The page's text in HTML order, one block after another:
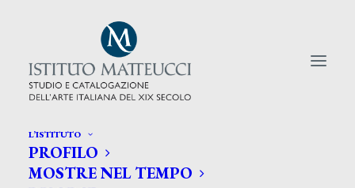
L’ISTITUTO
PROFILO
MOSTRE NEL TEMPO
CERCA TRA GLI ARTISTI: